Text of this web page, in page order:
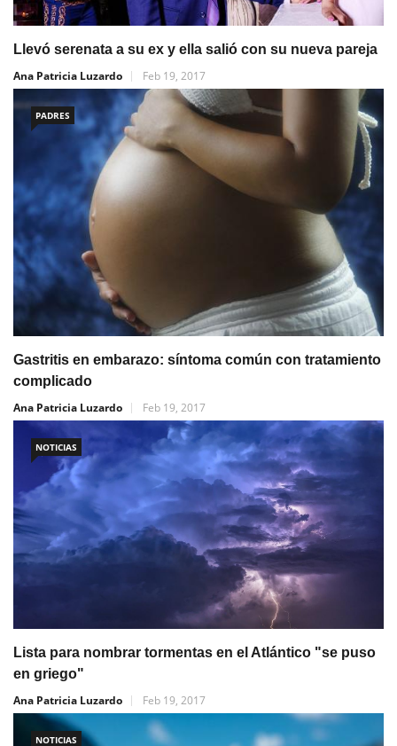
Llevó serenata a su ex y ella salió con su nueva pareja
Ana Patricia Luzardo
Feb 19, 2017
PADRES
Gastritis en embarazo: síntoma común con tratamiento
complicado
Ana Patricia Luzardo
Feb 19, 2017
NOTICIAS
Lista para nombrar tormentas en el Atlántico "se puso
en griego"
Ana Patricia Luzardo
Feb 19, 2017
NOTICIAS